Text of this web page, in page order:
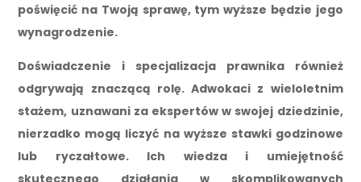
poświęcić na Twoją sprawę, tym wyższe będzie jego
wynagrodzenie.
Doświadczenie i specjalizacja prawnika również
odgrywają znaczącą rolę. Adwokaci z wieloletnim
stażem, uznawani za ekspertów w swojej dziedzinie,
nierzadko mogą liczyć na wyższe stawki godzinowe
lub ryczałtowe. Ich wiedza i umiejętność
skutecznego działania w skomplikowanych